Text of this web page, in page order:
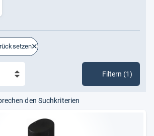
Filtern (1)
den Suchkriterien